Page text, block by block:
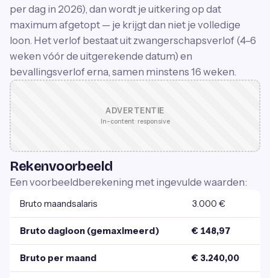
per dag in 2026), dan wordt je uitkering op dat
maximum afgetopt — je krijgt dan niet je volledige
loon. Het verlof bestaat uit zwangerschapsverlof (4–6
weken vóór de uitgerekende datum) en
bevallingsverlof erna, samen minstens 16 weken.
ADVERTENTIE
In-content · responsive
Rekenvoorbeeld
Een voorbeeldberekening met ingevulde waarden:
Bruto maandsalaris 3.000 €
Bruto dagloon (gemaximeerd) € 148,97
Bruto per maand € 3.240,00